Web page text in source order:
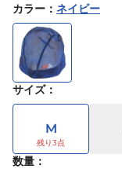
カラー ： ネイビー
サイズ：
M
数量：